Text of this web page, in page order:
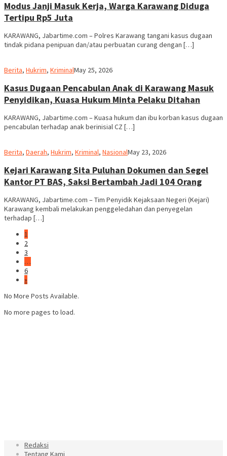
Modus Janji Masuk Kerja, Warga Karawang Diduga
Tertipu Rp5 Juta
KARAWANG, Jabartime.com – Polres Karawang tangani kasus dugaan
tindak pidana penipuan dan/atau perbuatan curang dengan […]
Berita, Hukrim, Kriminaladmin
May 25, 2026
Kasus Dugaan Pencabulan Anak di Karawang Masuk
Penyidikan, Kuasa Hukum Minta Pelaku Ditahan
KARAWANG, Jabartime.com – Kuasa hukum dan ibu korban kasus dugaan
pencabulan terhadap anak berinisial CZ […]
Berita, Daerah, Hukrim, Kriminal, Nasionaladmin
May 23, 2026
Kejari Karawang Sita Puluhan Dokumen dan Segel
Kantor PT BAS, Saksi Bertambah Jadi 104 Orang
KARAWANG, Jabartime.com – Tim Penyidik Kejaksaan Negeri (Kejari)
Karawang kembali melakukan penggeledahan dan penyegelan
terhadap […]
1
2
3
…
6
»
No More Posts Available.
No more pages to load.
Redaksi
Tentang Kami